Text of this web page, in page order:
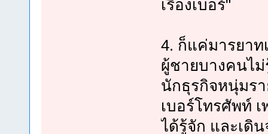
เรื่องเบอร์"
4. ก็แค่มารยาท
ผู้ชายบางคนไ
นักธุรกิจหนุ่มรา
เบอร์โทรศัพท์
ได้รู้จัก และเดิ